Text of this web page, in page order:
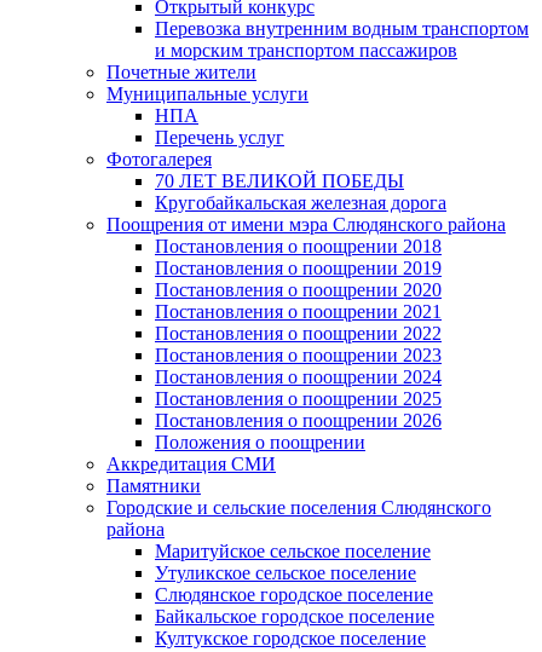
Открытый конкурс
Перевозка внутренним водным транспортом
и морским транспортом пассажиров
Почетные жители
Муниципальные услуги
НПА
Перечень услуг
Фотогалерея
70 ЛЕТ ВЕЛИКОЙ ПОБЕДЫ
Кругобайкальская железная дорога
Поощрения от имени мэра Слюдянского района
Постановления о поощрении 2018
Постановления о поощрении 2019
Постановления о поощрении 2020
Постановления о поощрении 2021
Постановления о поощрении 2022
Постановления о поощрении 2023
Постановления о поощрении 2024
Постановления о поощрении 2025
Постановления о поощрении 2026
Положения о поощрении
Аккредитация СМИ
Памятники
Городские и сельские поселения Слюдянского
района
Маритуйское сельское поселение
Утуликское сельское поселение
Слюдянское городское поселение
Байкальское городское поселение
Култукское городское поселение